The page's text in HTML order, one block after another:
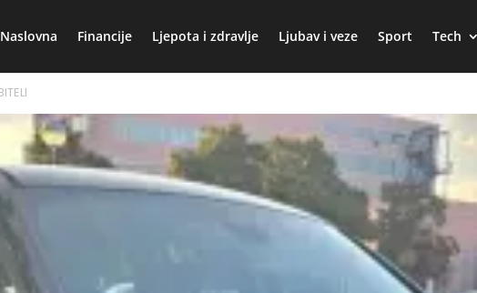
Naslovna Financije Ljepota i zdravlje Ljubav i veze Sport Tech